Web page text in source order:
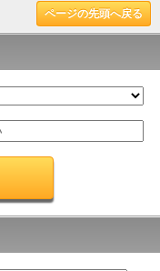
ページの先頭へ戻る